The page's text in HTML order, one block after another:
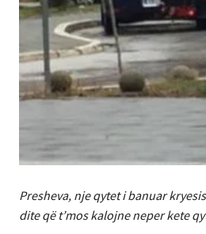
Presheva, nje qytet i banuar
dite që t’mos kalojne neper kete